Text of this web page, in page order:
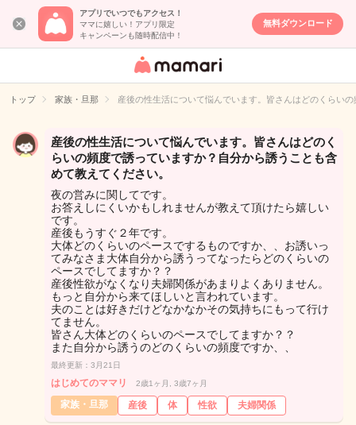
アプリでいつでもアクセス！
ママに嬉しい！アプリ限定
キャンペーンも随時配信中！
無料ダウンロード
女性専用匿名QA
イト
トップ 家族・旦那 産後の性生活について悩んでいます。皆さんはどのくらい
産後の性生活について悩んでいます。皆さんはどのく
らいの頻度で誘っていますか？自分から誘うことも含
めて教えてください。
夜の営みに関してです。
お答えしにくいかもしれませんが教えて頂けたら嬉しい
です。
産後もうすぐ２年です。
大体どのくらいのペースでするものですか、、お誘いっ
てみなさま大体自分から誘うってなったらどのくらいの
ペースでしてますか？？
産後性欲がなくなり夫婦関係があまりよくありません。
もっと自分から来てほしいと言われています。
夫のことは好きだけどなかなかその気持ちにもって行け
てません。
皆さん大体どのくらいのペースでしてますか？？
また自分から誘うのどのくらいの頻度ですか、、
最終更新：3月21日
はじめてのママリ 2歳1ヶ月, 3歳7ヶ月
家族・旦那 産後 体 性欲 夫婦関係